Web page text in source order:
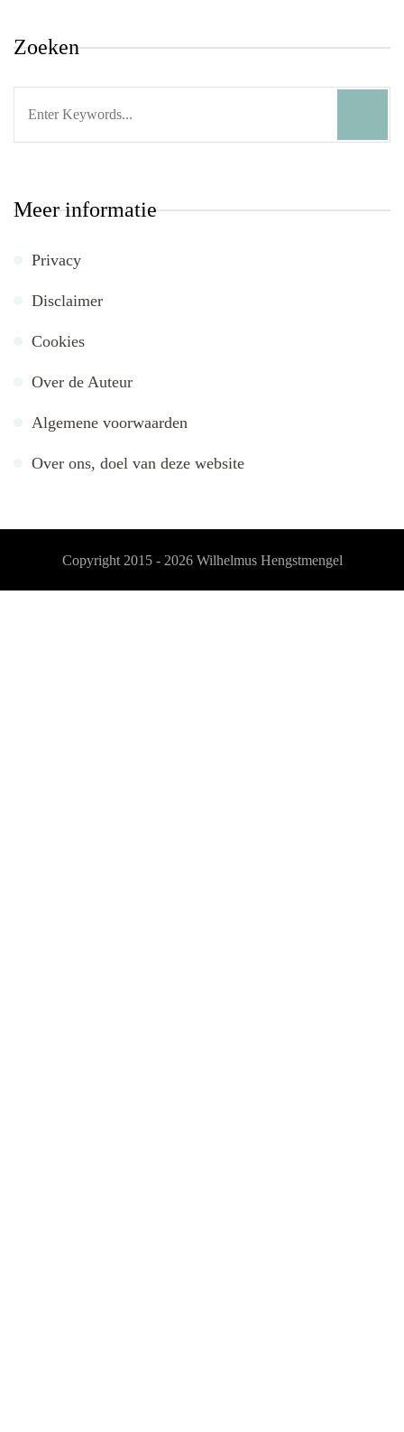
Zoeken
Meer informatie
Privacy
Disclaimer
Cookies
Over de Auteur
Algemene voorwaarden
Over ons, doel van deze website
Copyright 2015 - 2026 Wilhelmus Hengstmengel